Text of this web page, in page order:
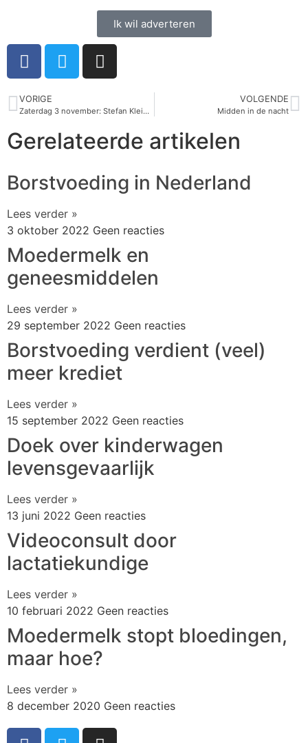
Ik wil adverteren
VORIGE
Zaterdag 3 november: Stefan Kleintjes in Kidzcity in Utrecht
VOLGENDE
Midden in de nacht
Gerelateerde artikelen
Borstvoeding in Nederland
Lees verder »
3 oktober 2022 Geen reacties
Moedermelk en
geneesmiddelen
Lees verder »
29 september 2022 Geen reacties
Borstvoeding verdient (veel)
meer krediet
Lees verder »
15 september 2022 Geen reacties
Doek over kinderwagen
levensgevaarlijk
Lees verder »
13 juni 2022 Geen reacties
Videoconsult door
lactatiekundige
Lees verder »
10 februari 2022 Geen reacties
Moedermelk stopt bloedingen,
maar hoe?
Lees verder »
8 december 2020 Geen reacties